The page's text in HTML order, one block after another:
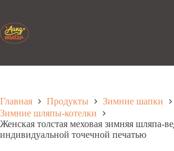
содержанию
Главная Продукты
Зимние шапки
Зимние шляпы-котелки
Женская толстая меховая зимняя шляпа-
индивидуальной точечной печатью